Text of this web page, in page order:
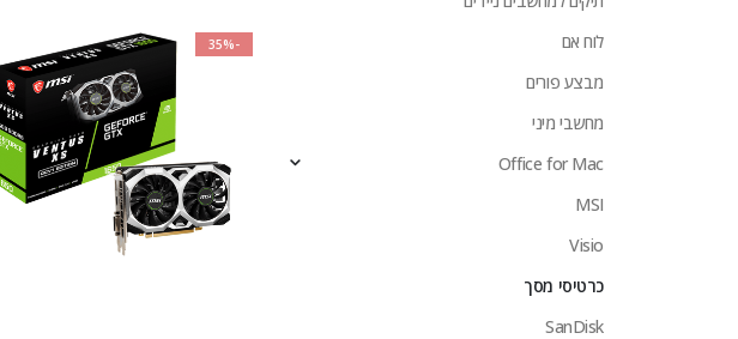
-35%
לוח אם
מבצע פורים
מחשבי מיני
Office for Mac
MSI
Visio
כרטיסי מסך
SanDisk